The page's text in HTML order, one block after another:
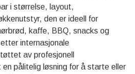
i størrelse, layout,
den er ideell for
kaffe, BBQ, snacks og
internasjonale
av profesjonell
pålitelig løsning for å starte eller